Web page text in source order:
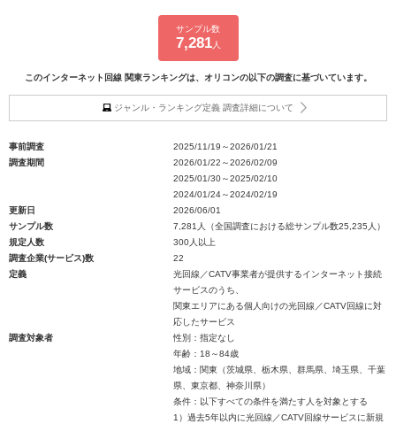
サンプル数
7,281人
このインターネット回線 関東ランキングは、オリコンの以下の調査に基づいています。
ジャンル・ランキング定義 調査詳細について
事前調査
2025/11/19～2026/01/21
調査期間
2026/01/22～2026/02/09
2025/01/30～2025/02/10
2024/01/24～2024/02/19
更新日
2026/06/01
サンプル数
7,281人（全国調査における総サンプル数25,235人）
規定人数
300人以上
調査企業(サービス)数
22
定義
光回線／CATV事業者が提供するインターネット接続
サービスのうち、
関東エリアにある個人向けの光回線／CATV回線に対
応したサービス
調査対象者
性別：指定なし
年齢：18～84歳
地域：関東（茨城県、栃木県、群馬県、埼玉県、千葉
県、東京都、神奈川県）
条件：以下すべての条件を満たす人を対象とする
1）過去5年以内に光回線／CATV回線サービスに新規